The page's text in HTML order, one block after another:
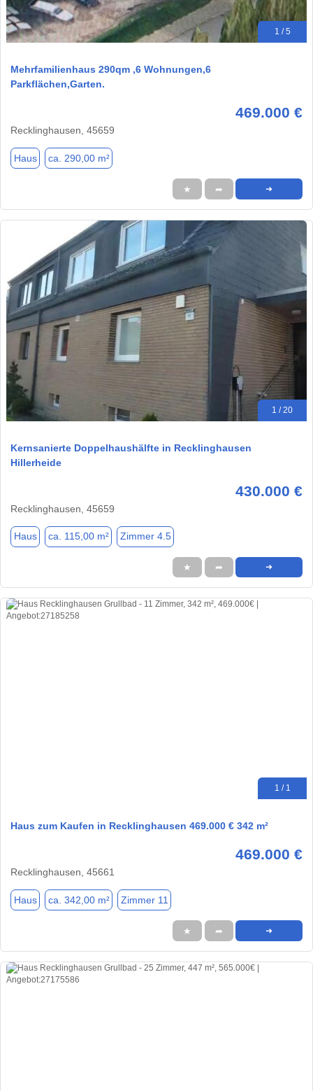
1 / 5
Mehrfamilienhaus 290qm ,6 Wohnungen,6
Parkflächen,Garten.
469.000 €
Recklinghausen, 45659
Haus ca. 290,00 m²
★ ➦ ➜
1 / 20
Kernsanierte Doppelhaushälfte in Recklinghausen
Hillerheide
430.000 €
Recklinghausen, 45659
Haus ca. 115,00 m² Zimmer 4.5
★ ➦ ➜
1 / 1
Haus zum Kaufen in Recklinghausen 469.000 € 342 m²
469.000 €
Recklinghausen, 45661
Haus ca. 342,00 m² Zimmer 11
★ ➦ ➜